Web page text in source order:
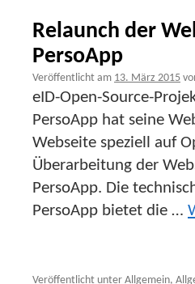
Relaunch der
PersoApp
Veröffentlicht am 13. März 2015
eID-Open-Source-
PersoApp hat seine
Webseite speziell auf
Überarbeitung der
PersoApp. Die
PersoApp bietet die …
Veröffentlicht unter Allgemein,